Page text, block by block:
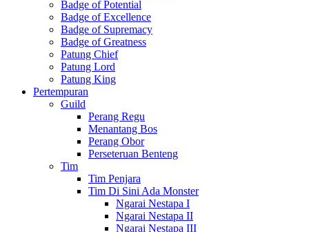
Badge of Potential
Badge of Excellence
Badge of Supremacy
Badge of Greatness
Patung Chief
Patung Lord
Patung King
Pertempuran
Guild
Perang Regu
Menantang Bos
Perang Obor
Perseteruan Benteng
Tim
Tim Penjara
Tim Di Sini Ada Monster
Ngarai Nestapa I
Ngarai Nestapa II
Ngarai Nestapa III